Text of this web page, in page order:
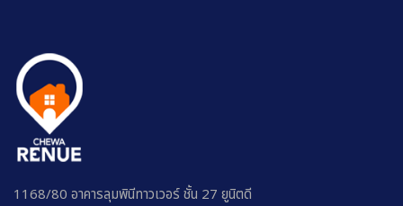
1168/80 อาคารลุมพินีทาวเวอร์ ชั้น 27 ยูนิตดี